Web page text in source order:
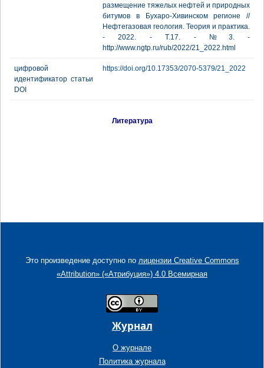
размещение тяжелых нефтей и природных
битумов в Бухаро-Хивинском регионе //
Нефтегазовая геология. Теория и практика.
- 2022. - Т.17. - №3. -
http://www.ngtp.ru/rub/2022/21_2022.html
цифровой
идентификатор статьи
DOI
https://doi.org/10.17353/2070-5379/21_2022
Литература
Это произведение доступно по лицензии Creative Commons
«Attribution» («Атрибуция») 4.0 Всемирная
Журнал
О журнале
Политика журнала